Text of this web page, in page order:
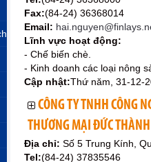
Fax:(84-24) 36368014
Email:
Lĩnh vực hoạt động:
- Chế biến chè.
- Kinh doanh các loại nông
Cập nhật:Thứ năm, 31-12-
CÔNG TY TNHH CÔNG
THƯƠNG MẠI ĐỨC THÀNH
Địa chỉ: Số 5 Trung Kính,
Tel:(84-24) 37835546